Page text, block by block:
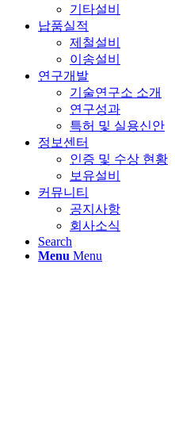
기타설비
납품실적
제철설비
이송설비
연구개발
기술연구소 소개
연구성과
특허 및 실용신안
정보센터
인증 및 수상 현황
보유설비
커뮤니티
공지사항
회사소식
Search
Menu Menu